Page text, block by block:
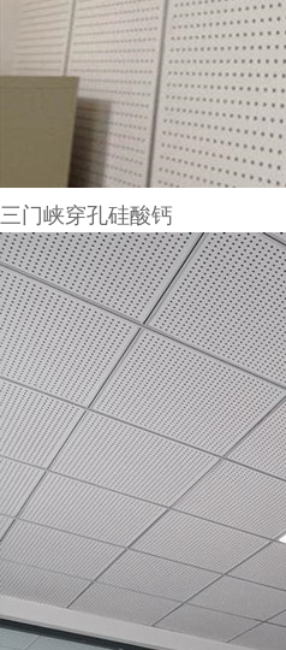
三门峡穿孔硅酸钙